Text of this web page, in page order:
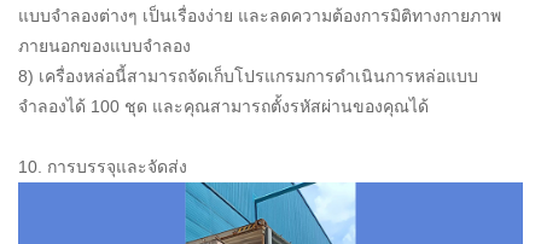
แบบจำลองต่างๆ เป็นเรื่องง่าย และลดความต้องการมิติทางกายภาพ
ภายนอกของแบบจำลอง
8) เครื่องหล่อนี้สามารถจัดเก็บโปรแกรมการดำเนินการหล่อแบบ
จำลองได้ 100 ชุด และคุณสามารถตั้งรหัสผ่านของคุณได้
10. การบรรจุและจัดส่ง